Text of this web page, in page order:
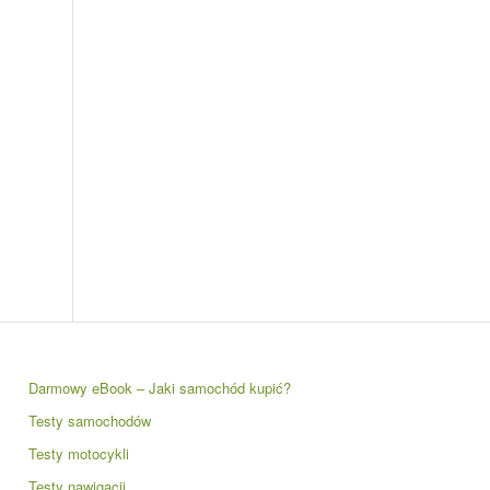
Darmowy eBook – Jaki samochód kupić?
Testy samochodów
Testy motocykli